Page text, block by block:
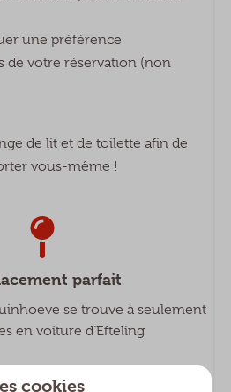
une préférence
de votre réservation (non
de lit et de toilette afin de
vous-même !
parfait
se trouve à seulement
en voiture d’Efteling
cookies